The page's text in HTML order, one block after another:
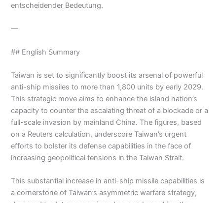
entscheidender Bedeutung.
—
## English Summary
Taiwan is set to significantly boost its arsenal of powerful
anti-ship missiles to more than 1,800 units by early 2029.
This strategic move aims to enhance the island nation’s
capacity to counter the escalating threat of a blockade or a
full-scale invasion by mainland China. The figures, based
on a Reuters calculation, underscore Taiwan’s urgent
efforts to bolster its defense capabilities in the face of
increasing geopolitical tensions in the Taiwan Strait.
This substantial increase in anti-ship missile capabilities is
a cornerstone of Taiwan’s asymmetric warfare strategy,